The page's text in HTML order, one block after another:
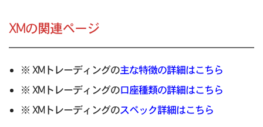
XMの関連ページ
※ XMトレーディングの主な特徴の詳細はこちら
※ XMトレーディングの口座種類の詳細はこちら
※ XMトレーディングのスペック詳細はこちら